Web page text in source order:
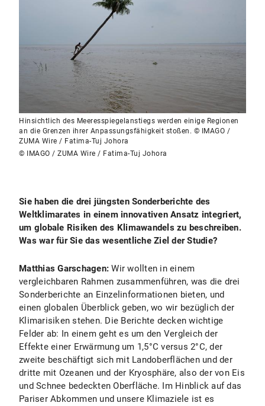
Hinsichtlich des Meeresspiegelanstiegs werden einige Regionen
an die Grenzen ihrer Anpassungsfähigkeit stoßen. © IMAGO /
ZUMA Wire / Fatima-Tuj Johora
© IMAGO / ZUMA Wire / Fatima-Tuj Johora
Sie haben die drei jüngsten Sonderberichte des
Weltklimarates in einem innovativen Ansatz integriert,
um globale Risiken des Klimawandels zu beschreiben.
Was war für Sie das wesentliche Ziel der Studie?
Matthias Garschagen: Wir wollten in einem
vergleichbaren Rahmen zusammenführen, was die drei
Sonderberichte an Einzelinformationen bieten, und
einen globalen Überblick geben, wo wir bezüglich der
Klimarisiken stehen. Die Berichte decken wichtige
Felder ab: In einem geht es um den Vergleich der
Effekte einer Erwärmung um 1,5°C versus 2°C, der
zweite beschäftigt sich mit Landoberflächen und der
dritte mit Ozeanen und der Kryosphäre, also der von Eis
und Schnee bedeckten Oberfläche. Im Hinblick auf das
Pariser Abkommen und unsere Klimaziele ist es